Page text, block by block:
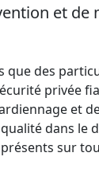
et de
que des
privée
et
dans le
sur